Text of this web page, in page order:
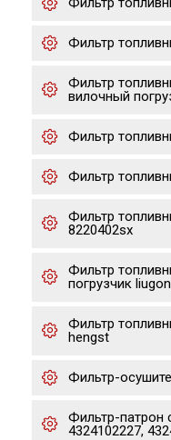
Фильтр
Фильтр
вилочный
Фильтр
Фильтр
Фильтр
8220402sx
Фильтр
погрузчик
Фильтр
hengst
Фильтр-
Фильтр-патрон
4324102227,